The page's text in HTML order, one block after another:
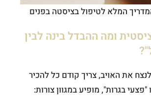
המלא לטיפול בציסטה בפנים
ומה ההבדל בינה לבין
את האויב, צריך קודם כל להכיר
"פצעי בגרות", מופיע במגוון צורות: